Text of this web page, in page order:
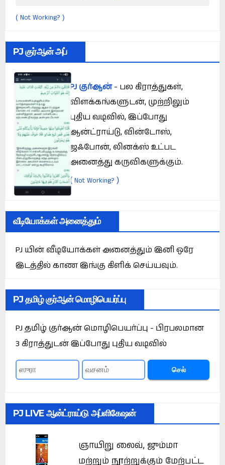
( Not Working? )
PJ குர்ஆன் அப்
PJ குர்ஆன்- பல கிராத்துகள்,
விளக்கங்களுடன், முற்றிலும்
புதிய வடிவில், இப்போது
ஆன்ட்ராய்டு, வின்டோஸ்,
ஜஃபோன், லினக்ஸ் உட்பட
அனைத்து கருவிகளுக்கும்.
(Not Working? )
வீடியோக்கள் அனைத்தும்
PJ யின் வீடியோக்கள் அனைத்தும் இனி ஒரே
இடத்தில் காண இங்கு கிளிக் செய்யவும்.
PJ தமிழ் குர்ஆன் மொழிபெயர்ப்பு
PJ தமிழ் குர்ஆன் மொழிபெயர்ப்பு - பிரபலமான
3 கிராத்துடன் இப்போது புதிய வடிவில்
செல்
PJ LIVE ஆன்ட்ராய்டு அப்ளிகேஷன்
ஞாயிறு லைவ், ஜும்மா
மற்றும் நூற்றுக்கும் மேற்பட்ட